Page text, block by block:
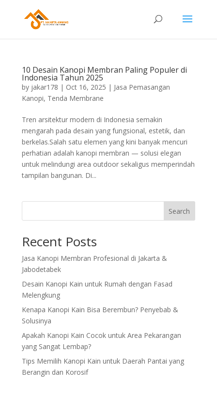
10 Desain Kanopi Membran Paling Populer di
Indonesia Tahun 2025
by jakar178 | Oct 16, 2025 | Jasa Pemasangan
Kanopi, Tenda Membrane
Tren arsitektur modern di Indonesia semakin
mengarah pada desain yang fungsional, estetik, dan
berkelas.Salah satu elemen yang kini banyak mencuri
perhatian adalah kanopi membran — solusi elegan
untuk melindungi area outdoor sekaligus memperindah
tampilan bangunan. Di...
Search
Recent Posts
Jasa Kanopi Membran Profesional di Jakarta &
Jabodetabek
Desain Kanopi Kain untuk Rumah dengan Fasad
Melengkung
Kenapa Kanopi Kain Bisa Berembun? Penyebab &
Solusinya
Apakah Kanopi Kain Cocok untuk Area Pekarangan
yang Sangat Lembap?
Tips Memilih Kanopi Kain untuk Daerah Pantai yang
Berangin dan Korosif